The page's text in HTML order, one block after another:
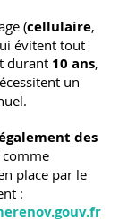
(cellulaire,
évitent tout
durant 10 ans,
un
des
comme
place par le
: